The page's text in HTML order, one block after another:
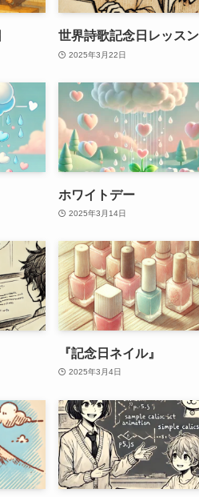
世界詩歌記念日レッスン
2025年3月22日
ホワイトデー
2025年3月14日
『記念日ネイル』
2025年3月4日